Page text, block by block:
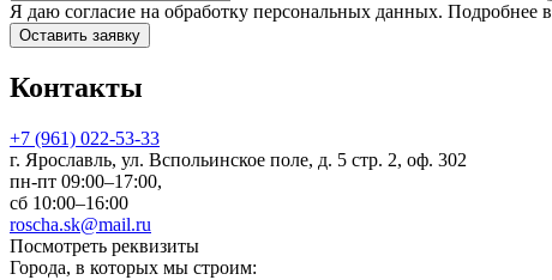
Я даю согласие на обработку персональных данных. Подробнее в
Оставить заявку
Контакты
+7 (961) 022-53-33
г. Ярославль, ул. Вспольинское поле, д. 5 стр. 2, оф. 302
пн-пт 09:00–17:00,
сб 10:00–16:00
roscha.sk@mail.ru
Посмотреть реквизиты
Города, в которых мы строим: